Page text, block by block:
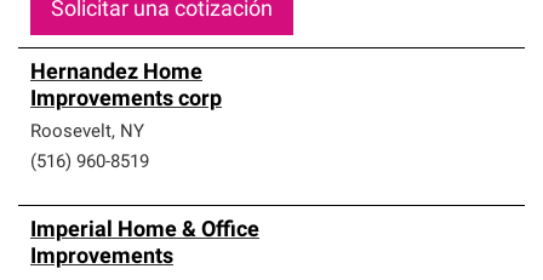
Solicitar una cotización
Hernandez Home
Improvements corp
Roosevelt, NY
(516) 960-8519
Imperial Home & Office
Improvements